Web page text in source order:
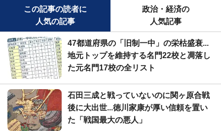
この記事の読者に
人気の記事
政治・経済の
人気記事
47都道府県の「旧制一中」の栄枯盛衰...
地元トップを維持する名門22校と凋落し
た元名門17校の全リスト
石田三成と戦っていないのに関ヶ原合戦
後に大出世...徳川家康が厚い信頼を置い
た「戦国最大の悪人」